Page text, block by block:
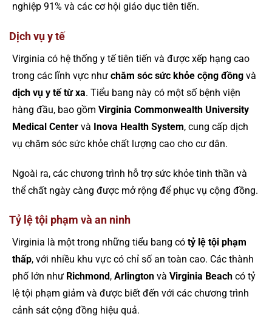
nghiệp 91% và các cơ hội giáo dục tiên tiến.
Dịch vụ y tế
Virginia có hệ thống y tế tiên tiến và được xếp hạng cao
trong các lĩnh vực như chăm sóc sức khỏe cộng đồng và
dịch vụ y tế từ xa. Tiểu bang này có một số bệnh viện
hàng đầu, bao gồm Virginia Commonwealth University
Medical Center và Inova Health System, cung cấp dịch
vụ chăm sóc sức khỏe chất lượng cao cho cư dân.
Ngoài ra, các chương trình hỗ trợ sức khỏe tinh thần và
thể chất ngày càng được mở rộng để phục vụ cộng đồng​.
Tỷ lệ tội phạm và an ninh
Virginia là một trong những tiểu bang có tỷ lệ tội phạm
thấp, với nhiều khu vực có chỉ số an toàn cao. Các thành
phố lớn như Richmond , Arlington và Virginia Beach có tỷ
lệ tội phạm giảm và được biết đến với các chương trình
cảnh sát cộng đồng hiệu quả.